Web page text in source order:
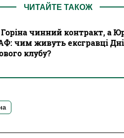
ЧИТАЙТЕ ТАКОЖ
чинний контракт, а
чим живуть ексгравці
клубу?